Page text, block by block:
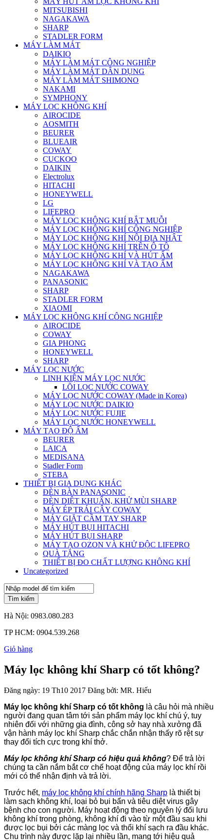
MITSUBISHI
NAGAKAWA
SHARP
STADLER FORM
MÁY LÀM MÁT
DAIKIO
MÁY LÀM MÁT CÔNG NGHIỆP
MÁY LÀM MÁT DÂN DỤNG
MÁY LÀM MÁT SHIMONO
NAKAMI
SYMPHONY
MÁY LỌC KHÔNG KHÍ
AIROCIDE
AOSMITH
BEURER
BLUEAIR
COWAY
CUCKOO
DAIKIN
Electrolux
HITACHI
HONEYWELL
LG
LIFEPRO
MÁY LỌC KHÔNG KHÍ BẮT MUỖI
MÁY LỌC KHÔNG KHÍ CÔNG NGHIỆP
MÁY LỌC KHÔNG KHÍ NỘI ĐỊA NHẬT
MÁY LỌC KHÔNG KHÍ TRÊN Ô TÔ
MÁY LỌC KHÔNG KHÍ VÀ HÚT ẨM
MÁY LỌC KHÔNG KHÍ VÀ TẠO ẨM
NAGAKAWA
PANASONIC
SHARP
STADLER FORM
XIAOMI
MÁY LỌC KHÔNG KHÍ CÔNG NGHIỆP
AIROCIDE
COWAY
GIA PHONG
HONEYWELL
SHARP
MÁY LỌC NƯỚC
LINH KIỆN MÁY LỌC NƯỚC
LÕI LỌC NƯỚC COWAY
MÁY LỌC NƯỚC COWAY (Made in Korea)
MÁY LỌC NƯỚC DAIKIO
MÁY LỌC NƯỚC FUJIE
MÁY LỌC NƯỚC HONEYWELL
MÁY TẠO ĐỘ ẨM
BEURER
LAICA
MEDISANA
Stadler Form
STEBA
THIẾT BỊ GIA DỤNG KHÁC
ĐÈN BÀN PANASONIC
ĐÈN DIỆT KHUẨN, KHỬ MÙI SHARP
MÁY ÉP TRÁI CÂY COWAY
MÁY GIẶT CẦM TAY SHARP
MÁY HÚT BỤI HITACHI
MÁY HÚT BỤI SHARP
MÁY TẠO OZON VÀ KHỬ ĐỘC LIFEPRO
QUÀ TẶNG
THIẾT BỊ ĐO CHẤT LƯỢNG KHÔNG KHÍ
Uncategorized
Tìm kiếm
Hà Nội: 0983.080.283
TP HCM: 0904.539.268
Giỏ hàng
Máy lọc không khí Sharp có tốt không?
Đăng ngày: 19 Th10 2017 Đăng bởi: MR. Hiếu
Máy lọc không khí Sharp có tốt không là câu hỏi mà nhiều
người đang quan tâm tới sản phẩm máy lọc khí chú ý, tuy
nhiên đối với những gia đình, công sở hay nhà xưởng đã
vận hành máy lọc khí Sharp chắc chắn nhận thấy rõ rệt sự
thay đổi tích cực trong khí thở.
Máy lọc không khí Sharp có hiệu quả không? Để trả lời
chúng ta cần nắm bắt cơ chế hoạt động của máy lọc khí rồi
mới có thể nhận định và trả lời.
Trước hết, máy lọc không khí chính hãng Sharp là thiết bị
làm sạch không khí, loại bỏ bụi bẩn và tiêu diệt virus gây
bệnh cho con người. Máy hoạt động theo nguyên lý đối lưu
không khí trong phòng, không khí đi vào từ một đầu sau khi
được lọc bụi bởi các màng lọc và thổi khí sạch ra đầu khác.
Chu trình này được lặp lại nhiều lần, mang tới hiệu quả